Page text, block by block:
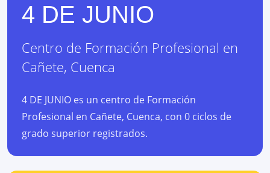
4 DE JUNIO
Centro de Formación Profesional en
Cañete, Cuenca
4 DE JUNIO es un centro de Formación
Profesional en Cañete, Cuenca, con 0 ciclos de
grado superior registrados.